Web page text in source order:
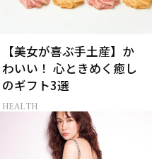
【美女が喜ぶ手土産】か
わいい！ 心ときめく癒し
のギフト3選
HEALTH